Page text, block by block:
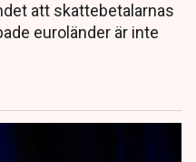
att skattebetalarnas
euroländer är inte